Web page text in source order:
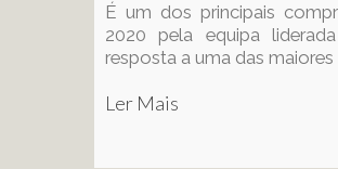
É um dos principais
2020 pela equipa
resposta a uma das maiores
Ler Mais